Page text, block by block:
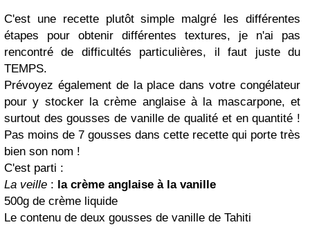
C'est une recette plutôt simple malgré les différentes
étapes pour obtenir différentes textures, je n'ai pas
rencontré de difficultés particulières, il faut juste du
TEMPS.
Prévoyez également de la place dans votre congélateur
pour y stocker la crème anglaise à la mascarpone, et
surtout des gousses de vanille de qualité et en quantité !
Pas moins de 7 gousses dans cette recette qui porte très
bien son nom !
C'est parti :
La veille : la crème anglaise à la vanille
500g de crème liquide
Le contenu de deux gousses de vanille de Tahiti